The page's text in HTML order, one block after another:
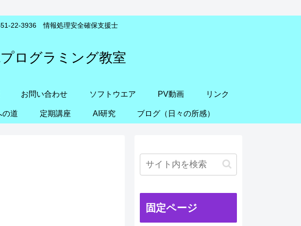
22-3936 情報処理安全確保支援士
ログラミング教室
お問い合わせ ソフトウエア PV動画 リンク
の道 定期講座 AI研究 ブログ（日々の所感）
固定ページ